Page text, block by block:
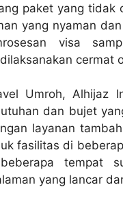
paket yang tidak
yang nyaman
visa
cermat
Umroh, Alhijaz
dan bujet
layanan
fasilitas di
tempat
yang lancar